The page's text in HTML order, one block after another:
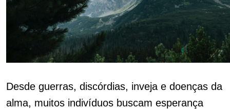
Desde guerras, discórdias, inveja e doenças da
alma, muitos indivíduos buscam esperança